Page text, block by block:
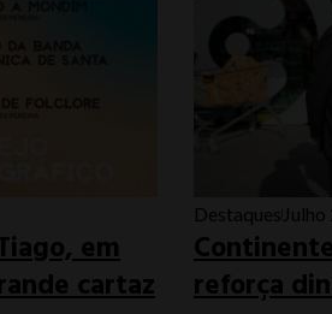
em
cartaz
Destaques
reforça